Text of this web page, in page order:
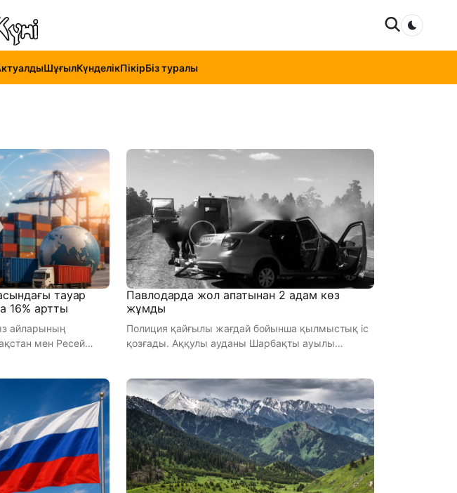
Dark
ШұғылКүнделікПікірБіз туралы
тауар
16% артты
айларының
мен Ресей
Павлодарда жол апатынан 2 адам көз
жұмды
Полиция қайғылы жағдай бойынша қылмыстық іс
қозғады. Аққулы ауданы Шарбақты ауылы